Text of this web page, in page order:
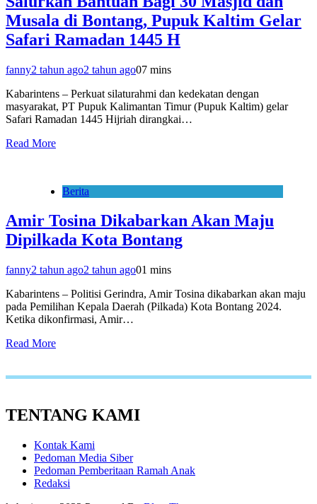
Musala di Bontang, Pupuk Kaltim Gelar
Safari Ramadan 1445 H
fanny2 tahun ago2 tahun ago07 mins
Kabarintens – Perkuat silaturahmi dan kedekatan dengan
masyarakat, PT Pupuk Kalimantan Timur (Pupuk Kaltim) gelar
Safari Ramadan 1445 Hijriah dirangkai…
Read More
Berita
Amir Tosina Dikabarkan Akan Maju
Dipilkada Kota Bontang
fanny2 tahun ago2 tahun ago01 mins
Kabarintens – Politisi Gerindra, Amir Tosina dikabarkan akan maju
pada Pemilihan Kepala Daerah (Pilkada) Kota Bontang 2024.
Ketika dikonfirmasi, Amir…
Read More
TENTANG KAMI
Kontak Kami
Pedoman Media Siber
Pedoman Pemberitaan Ramah Anak
Redaksi